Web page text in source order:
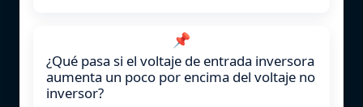
📌
¿Qué pasa si el voltaje de entrada inversora
aumenta un poco por encima del voltaje no
inversor?